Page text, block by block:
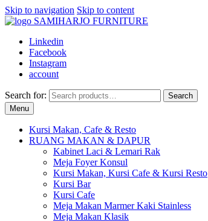
Skip to navigation Skip to content
Linkedin
Facebook
Instagram
account
Search for:
Search
Menu
Kursi Makan, Cafe & Resto
RUANG MAKAN & DAPUR
Kabinet Laci & Lemari Rak
Meja Foyer Konsul
Kursi Makan, Kursi Cafe & Kursi Resto
Kursi Bar
Kursi Cafe
Meja Makan Marmer Kaki Stainless
Meja Makan Klasik